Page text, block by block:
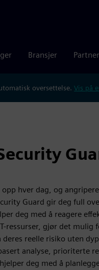
Bransjer
oversettelse. Vis på
hver dag, og
Guard gir deg full
deg med å reagere
ressurser, gjør det mulig
reelle risiko uten dyp
analyse, prioriterte
deg med å